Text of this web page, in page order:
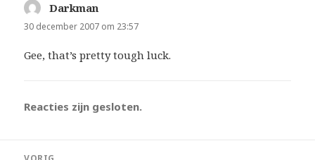
Darkman
30 december 2007 om 23:57
Gee, that’s pretty tough luck.
Reacties zijn gesloten.